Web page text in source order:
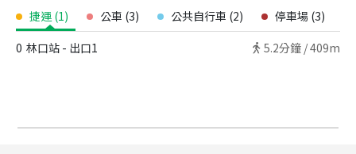
捷運 (1) 公車 (3) 公共自行車 (2) 停車場 (3)
0 林口站 - 出口1 5.2分鐘 /409m